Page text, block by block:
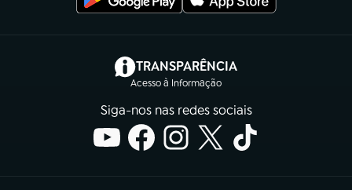
TRANSPARÊNCIA
Acesso à Informação
(abre em nova aba)
Siga-nos nas redes sociais